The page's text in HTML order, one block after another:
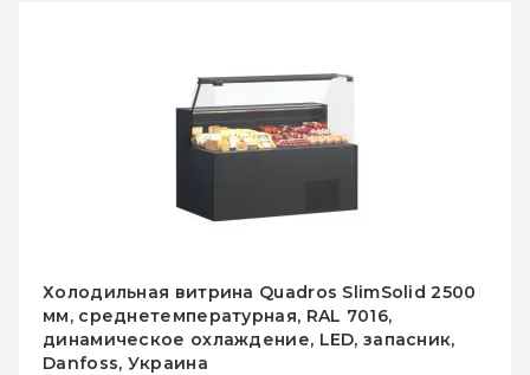
Холодильная витрина пристенная CoolJet GL
1875, 2100х1875х660 мм,
среднетемпературная, динамическое
охлаждение, LED, Украина, RAL 7016